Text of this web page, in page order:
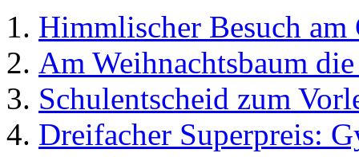
Himmlischer Besuch am
Am Weihnachtsbaum
Schulentscheid zum
Dreifacher Superpreis: